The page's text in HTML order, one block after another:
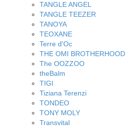
TANGLE ANGEL
TANGLE TEEZER
TANOYA
TEOXANE
Terre d'Oc
THE OMI BROTHERHOOD
The OOZZOO
theBalm
TIGI
Tiziana Terenzi
TONDEO
TONY MOLY
Transvital